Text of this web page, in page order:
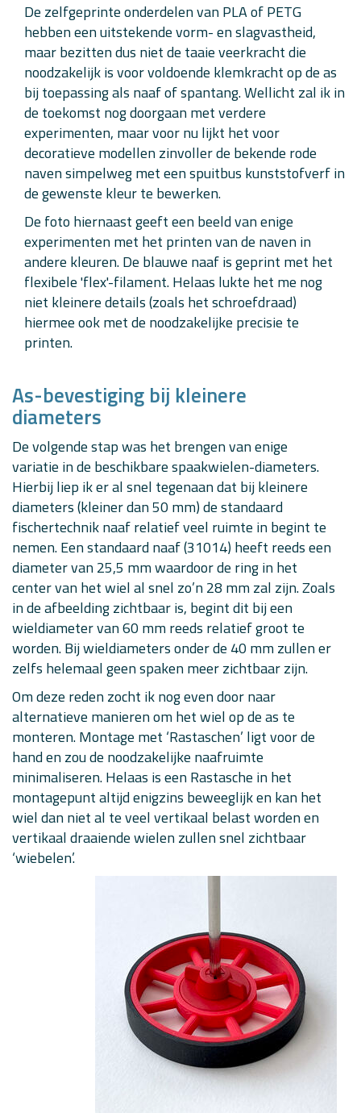
De zelfgeprinte onderdelen van PLA of PETG
hebben een uitstekende vorm- en slagvastheid,
maar bezitten dus niet de taaie veerkracht die
noodzakelijk is voor voldoende klemkracht op de as
bij toepassing als naaf of spantang. Wellicht zal ik in
de toekomst nog doorgaan met verdere
experimenten, maar voor nu lijkt het voor
decoratieve modellen zinvoller de bekende rode
naven simpelweg met een spuitbus kunststofverf in
de gewenste kleur te bewerken.
De foto hiernaast geeft een beeld van enige
experimenten met het printen van de naven in
andere kleuren. De blauwe naaf is geprint met het
flexibele 'flex'-filament. Helaas lukte het me nog
niet kleinere details (zoals het schroefdraad)
hiermee ook met de noodzakelijke precisie te
printen.
As-bevestiging bij kleinere
diameters
De volgende stap was het brengen van enige
variatie in de beschikbare spaakwielen-diameters.
Hierbij liep ik er al snel tegenaan dat bij kleinere
diameters (kleiner dan 50 mm) de standaard
fischertechnik naaf relatief veel ruimte in begint te
nemen. Een standaard naaf (31014) heeft reeds een
diameter van 25,5 mm waardoor de ring in het
center van het wiel al snel zo’n 28 mm zal zijn. Zoals
in de afbeelding zichtbaar is, begint dit bij een
wieldiameter van 60 mm reeds relatief groot te
worden. Bij wieldiameters onder de 40 mm zullen er
zelfs helemaal geen spaken meer zichtbaar zijn.
Om deze reden zocht ik nog even door naar
alternatieve manieren om het wiel op de as te
monteren. Montage met ‘Rastaschen’ ligt voor de
hand en zou de noodzakelijke naafruimte
minimaliseren. Helaas is een Rastasche in het
montagepunt altijd enigzins beweeglijk en kan het
wiel dan niet al te veel vertikaal belast worden en
vertikaal draaiende wielen zullen snel zichtbaar
‘wiebelen’.